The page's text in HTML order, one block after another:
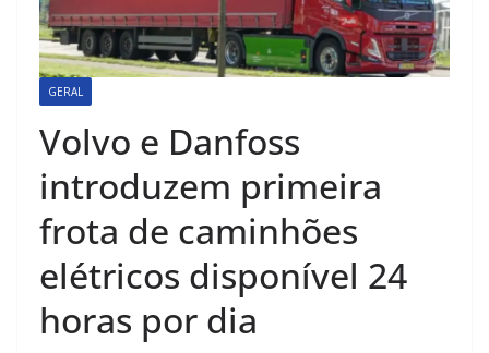
GERAL
Volvo e Danfoss
introduzem primeira
frota de caminhões
elétricos disponível 24
horas por dia